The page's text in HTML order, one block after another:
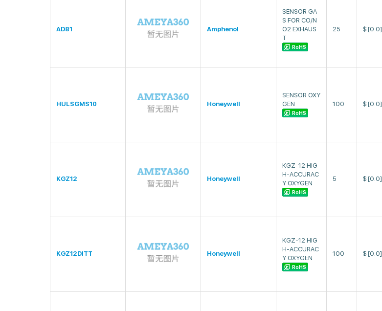
AD81 Amphenol
SENSOR GA
S FOR CO/N
O2 EXHAUS
T
RoHS
25 $ [0.0]
HULSGMS10 Honeywell
SENSOR OXY
GEN
RoHS
100 $ [0.0]
KGZ12 Honeywell
KGZ-12 HIG
H-ACCURAC
Y OXYGEN
RoHS
5 $ [0.0]
KGZ12DITT Honeywell
KGZ-12 HIG
H-ACCURAC
Y OXYGEN
RoHS
100 $ [0.0]